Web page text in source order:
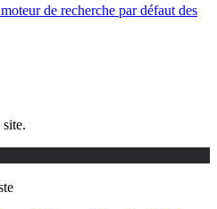
de recherche par défaut des